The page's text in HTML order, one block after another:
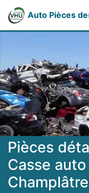
Auto Pièces
Pièces
Casse